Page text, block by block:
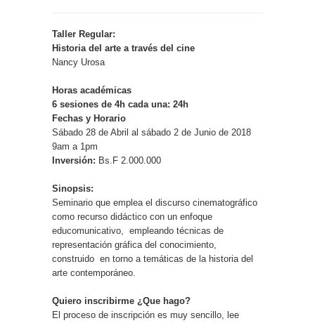
Taller Regular:
Historia del arte a través del cine
Nancy Urosa
Horas académicas
6 sesiones de 4h cada una: 24h
Fechas y Horario
Sábado 28 de Abril al sábado 2 de Junio de 2018
9am a 1pm
Inversión: Bs.F 2.000.000
Sinopsis:
Seminario que emplea el discurso cinematográfico
como recurso didáctico con un enfoque
educomunicativo, empleando técnicas de
representación gráfica del conocimiento,
construido en torno a temáticas de la historia del
arte contemporáneo.
Quiero inscribirme ¿Que hago?
El proceso de inscripción es muy sencillo, lee